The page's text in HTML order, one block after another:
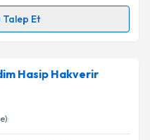
ilişkinAydınlatma
verilerimin belirtilen
ediyorum.
Gönder
Talep Et
randevu takvimi talebi
randevu almanız için bir
ile bilgilendireceğiz.
Hasip Hakverir